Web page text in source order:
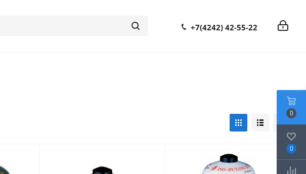
+7(4242) 42-55-22
0
0